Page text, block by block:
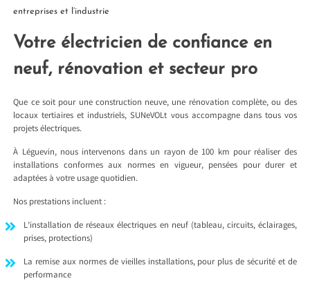
entreprises et l’industrie
Votre électricien de confiance en
neuf, rénovation et secteur pro
Que ce soit pour une construction neuve, une rénovation complète, ou des
locaux tertiaires et industriels, SUNeVOLt vous accompagne dans tous vos
projets électriques.
À Léguevin, nous intervenons dans un rayon de 100 km pour réaliser des
installations conformes aux normes en vigueur, pensées pour durer et
adaptées à votre usage quotidien.
Nos prestations incluent :
L’installation de réseaux électriques en neuf (tableau, circuits, éclairages,
prises, protections)
La remise aux normes de vieilles installations, pour plus de sécurité et de
performance